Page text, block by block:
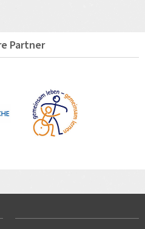
Partner